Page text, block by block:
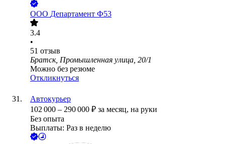
ООО Департамент Ф53
3.4
•
51 отзыв
Братск, Промышленная улица, 20/1
Можно без резюме
Откликнуться
Автокурьер
102 000 – 290 000 ₽ за месяц, на руки
Без опыта
Выплаты: Раз в неделю